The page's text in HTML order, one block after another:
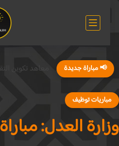
📢 مباراة جديدة
توظيف